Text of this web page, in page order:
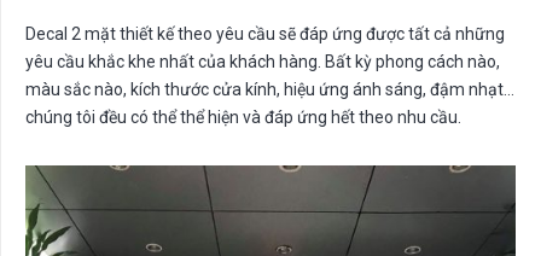
Decal 2 mặt thiết kế theo yêu cầu sẽ đáp ứng được tất cả những
yêu cầu khắc khe nhất của khách hàng. Bất kỳ phong cách nào,
màu sắc nào, kích thước cửa kính, hiệu ứng ánh sáng, đậm nhạt…
chúng tôi đều có thể thể hiện và đáp ứng hết theo nhu cầu.